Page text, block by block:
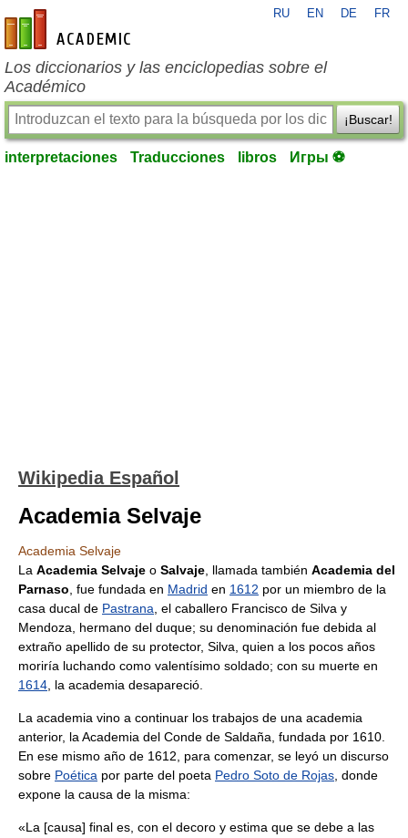
es-academic.com
RU EN DE FR
Los diccionarios y las enciclopedias sobre el
Académico
¡Buscar!
interpretaciones Traducciones libros Игры ⚽
Wikipedia Español
Academia Selvaje
Academia Selvaje
La Academia Selvaje o Salvaje , llamada también Academia del
Parnaso , fue fundada en Madrid en 1612 por un miembro de la
casa ducal de Pastrana , el caballero Francisco de Silva y
Mendoza, hermano del duque; su denominación fue debida al
extraño apellido de su protector, Silva, quien a los pocos años
moriría luchando como valentísimo soldado; con su muerte en
1614 , la academia desapareció.
La academia vino a continuar los trabajos de una academia
anterior, la Academia del Conde de Saldaña, fundada por 1610.
En ese mismo año de 1612, para comenzar, se leyó un discurso
sobre Poética por parte del poeta Pedro Soto de Rojas , donde
expone la causa de la misma:
«La [causa] final es, con el decoro y estima que se debe a las